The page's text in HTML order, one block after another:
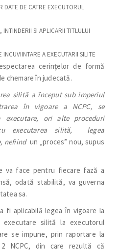
DATE DE CATRE EXECUTORUL
INTINDERII SI APLICARII TITLULUI
A EXECUTARII SILITE
cerinţelor de formă
chemare în judecată.
silită a început sub imperiul
în vigoare a NCPC, se
executare, ori alte proceduri
executarea silită, legea
nefiind un „proces” nou, supus
va face pentru fiecare fază a
odată stabilită, va guverna
sa.
fi aplicabilă legea în vigoare la
silită la executorul
se impune, prin raportare la
NCPC, din care rezultă că